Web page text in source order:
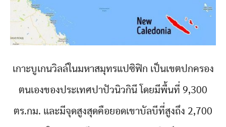
เกาะบูเกนวิลล์ในมหาสมุทรแปซิฟิก เป็นเขตปกครอง
ตนเองของประเทศปาปัวนิวกินี โดยมีพื้นที่ 9,300
ตร.กม. และมีจุดสูงสุดคือยอดเขาบัลบีที่สูงถึง 2,700